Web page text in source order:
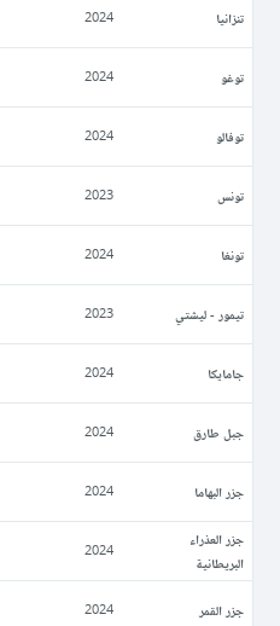
تنزانيا 2024
توغو 2024
توفالو 2024
تونس 2023
تونغا 2024
تيمور - ليشتي 2023
جامايكا 2024
جبل طارق 2024
جزر البهاما 2024
جزر العذراء
البريطانية
2024
جزر القمر 2024